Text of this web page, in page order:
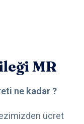
MR
ne kadar ?
ücret